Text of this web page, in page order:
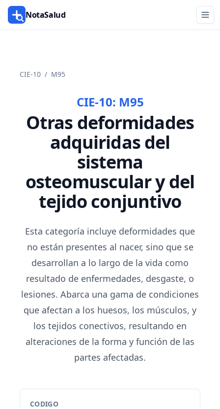
NotaSalud
CIE-10 / M95
CIE-10: M95
Otras deformidades
adquiridas del
sistema
osteomuscular y del
tejido conjuntivo
Esta categoría incluye deformidades que
no están presentes al nacer, sino que se
desarrollan a lo largo de la vida como
resultado de enfermedades, desgaste, o
lesiones. Abarca una gama de condiciones
que afectan a los huesos, los músculos, y
los tejidos conectivos, resultando en
alteraciones de la forma y función de las
partes afectadas.
CODIGO